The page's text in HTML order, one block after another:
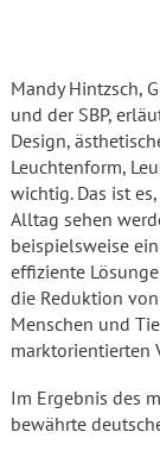
Mandy Hintzsch,
und der SBP,
Design,
Leuchtenform,
wichtig. Das ist
Alltag sehen
beispielsweise
effiziente
die Reduktion
Menschen und
marktorientierten
Im Ergebnis des
bewährte